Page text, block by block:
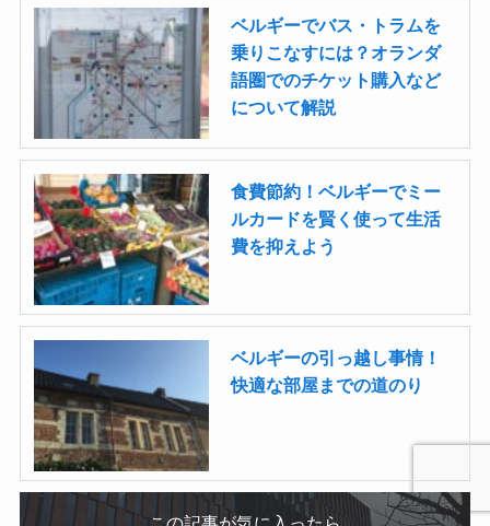
ベルギーでバス・トラムを
乗りこなすには？オランダ
語圏でのチケット購入など
について解説
食費節約！ベルギーでミー
ルカードを賢く使って生活
費を抑えよう
ベルギーの引っ越し事情！
快適な部屋までの道のり